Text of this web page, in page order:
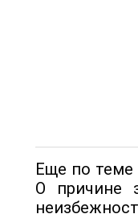
Еще по теме
О причине